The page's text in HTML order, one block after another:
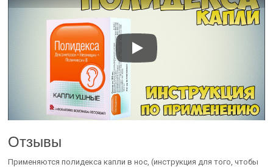
Отзывы
Применяются полидекса капли в нос, (инструкция для того, чтобы